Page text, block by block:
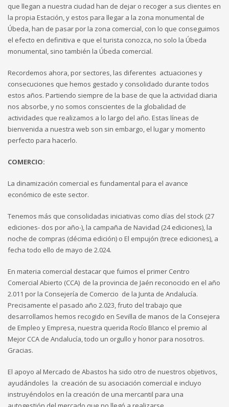
que llegan a nuestra ciudad han de dejar o recoger a sus clientes en
la propia Estación, y estos para llegar a la zona monumental de
Úbeda, han de pasar por la zona comercial, con lo que conseguimos
el efecto en definitiva e que el turista conozca, no solo la Úbeda
monumental, sino también la Úbeda comercial.
Recordemos ahora, por sectores, las diferentes actuaciones y
consecuciones que hemos gestado y consolidado durante todos
estos años. Partiendo siempre de la base de que la actividad diaria
nos absorbe, y no somos conscientes de la globalidad de
actividades que realizamos a lo largo del año. Estas líneas de
bienvenida a nuestra web son sin embargo, el lugar y momento
perfecto para hacerlo.
COMERCIO:
La dinamización comercial es fundamental para el avance
económico de este sector.
Tenemos más que consolidadas iniciativas como días del stock (27
ediciones- dos por año-), la campaña de Navidad (24 ediciones), la
noche de compras (décima edición) o El empujón (trece ediciones), a
fecha todo ello de mayo de 2.024.
En materia comercial destacar que fuimos el primer Centro
Comercial Abierto (CCA) de la provincia de Jaén reconocido en el año
2.011 por la Consejería de Comercio de la Junta de Andalucía.
Precisamente el pasado año 2.023, fruto del trabajo que
desarrollamos hemos recogido en Sevilla de manos de la Consejera
de Empleo y Empresa, nuestra querida Rocío Blanco el premio al
Mejor CCA de Andalucía, todo un orgullo y honor para nosotros.
Gracias.
El apoyo al Mercado de Abastos ha sido otro de nuestros objetivos,
ayudándoles la creación de su asociación comercial e incluyo
instruyéndolos en la creación de una mercantil para una